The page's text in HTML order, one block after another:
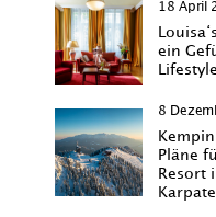
18 April
ein
8
Pläne
Resort